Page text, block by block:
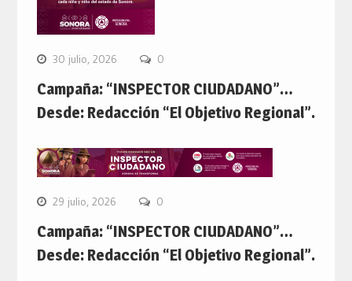
30 julio, 2026 0
Campaña: “INSPECTOR CIUDADANO”…
Desde: Redacción “El Objetivo Regional”.
29 julio, 2026 0
Campaña: “INSPECTOR CIUDADANO”…
Desde: Redacción “El Objetivo Regional”.